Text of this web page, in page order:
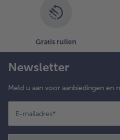
Gratis ruilen
Newsletter
Meld u aan voor aanbiedingen en
E-mailadres*